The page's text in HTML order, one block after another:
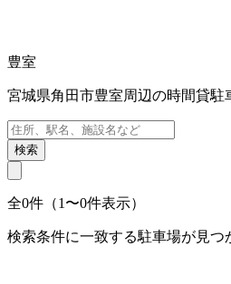
豊室
宮城県角田市豊室周辺の時間貸駐
検索
全0件（1〜0件表示）
検索条件に一致する駐車場が見つ